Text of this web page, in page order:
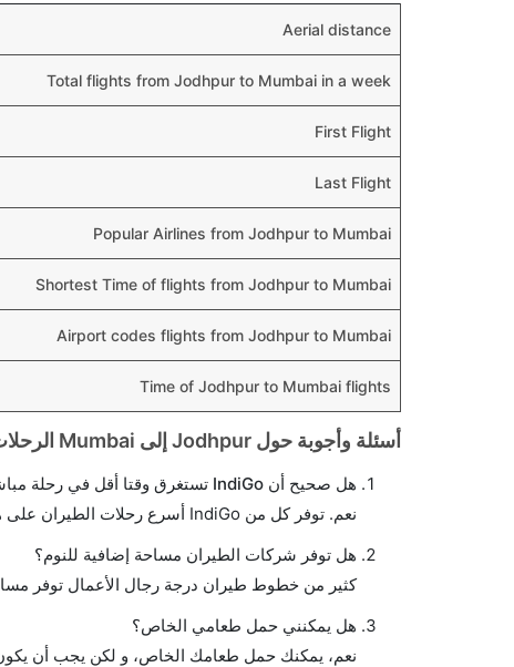
Aerial distance
Total flights from Jodhpur to Mumbai in a week
First Flight
Last Flight
Popular Airlines from Jodhpur to Mumbai
Shortest Time of flights from Jodhpur to Mumbai
Airport codes flights from Jodhpur to Mumbai
Time of Jodhpur to Mumbai flights
أسئلة وأجوبة حول Jodhpur إلى Mumbai الرحلات الجوية
هل صحيح أن IndiGo تستغرق وقتا أقل في رحلة مباشرة من إلىمومباي مما تستغرقه الخطوط الجوية الأخرى؟
نعم. توفر كل من IndiGo أسرع رحلات الطيران على هذا الطريق،
هل توفر شركات الطيران مساحة إضافية للنوم؟
كثير من خطوط طيران درجة رجال الأعمال توفر
هل يمكنني حمل طعامي الخاص؟
نعم، يمكنك حمل طعامك الخاص، و لكن يجب أن